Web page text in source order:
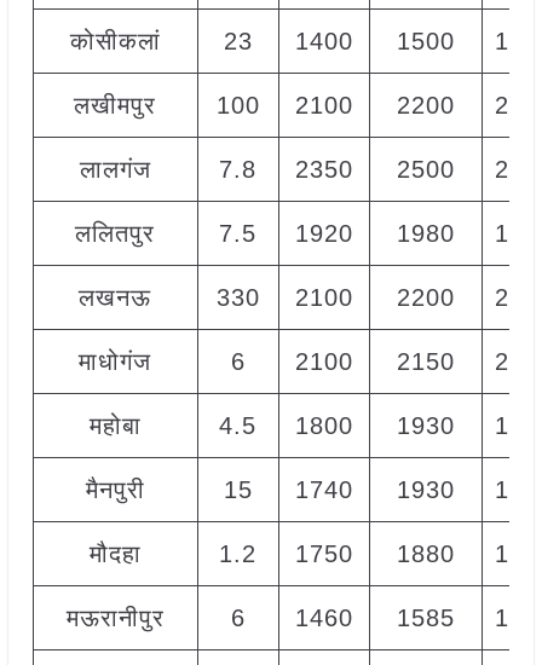
कोसीकलां 23 1400 1500
लखीमपुर 100 2100 2200
लालगंज 7.8 2350 2500
ललितपुर 7.5 1920 1980
लखनऊ 330 2100 2200
माधोगंज 6 2100 2150
महोबा 4.5 1800 1930
मैनपुरी 15 1740 1930
मौदहा 1.2 1750 1880
मऊरानीपुर 6 1460 1585